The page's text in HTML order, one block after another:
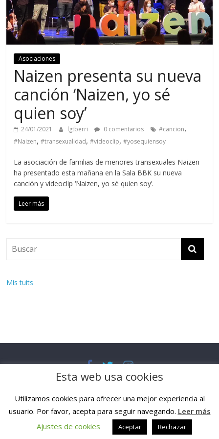
Asociaciones
Naizen presenta su nueva
canción ‘Naizen, yo sé
quien soy’
24/01/2021 lgtberri 0 comentarios #cancion,
#Naizen,#transexualidad,#videoclip,#yosequiensoy
La asociación de familias de menores transexuales Naizen
ha presentado esta mañana en la Sala BBK su nueva
canción y videoclip ‘Naizen, yo sé quien soy’.
Leer más
Mis tuits
Quiénes somos Contacto Transparencia
Aviso legal
Copyright © 2026LGTBERRI. All rights reserved.
Theme:ColorMag Proby ThemeGrill. Powered byWordPress.
Esta web usa cookies
Utilizamos cookies para ofrecer una mejor experiencia al
usuario. Por favor, acepta para seguir navegando. Leer más
Ajustes de cookies
Aceptar Rechazar